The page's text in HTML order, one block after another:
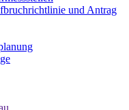
und Antrag